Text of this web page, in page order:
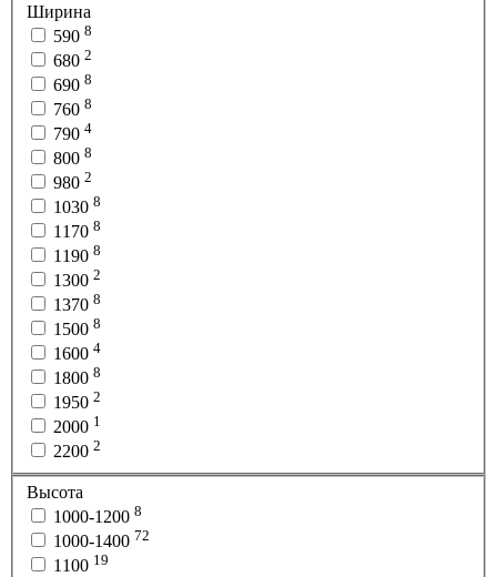
Ширина
590 8
680 2
690 8
760 8
790 4
800 8
980 2
1030 8
1170 8
1190 8
1300 2
1370 8
1500 8
1600 4
1800 8
1950 2
2000 1
2200 2
Высота
1000-1200 8
1000-1400 72
1100 19